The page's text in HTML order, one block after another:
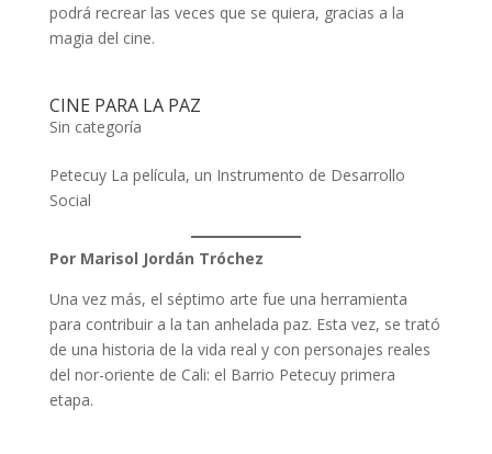
podrá recrear las veces que se quiera, gracias a la
magia del cine.
CINE PARA LA PAZ
Sin categoría
Petecuy La película, un Instrumento de Desarrollo
Social
Por Marisol Jordán Tróchez
Una vez más, el séptimo arte fue una herramienta
para contribuir a la tan anhelada paz. Esta vez, se trató
de una historia de la vida real y con personajes reales
del nor-oriente de Cali: el Barrio Petecuy primera
etapa.